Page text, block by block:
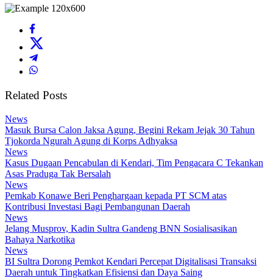
Related Posts
News
Masuk Bursa Calon Jaksa Agung, Begini Rekam Jejak 30 Tahun
Tjokorda Ngurah Agung di Korps Adhyaksa
News
Kasus Dugaan Pencabulan di Kendari, Tim Pengacara C Tekankan
Asas Praduga Tak Bersalah
News
Pemkab Konawe Beri Penghargaan kepada PT SCM atas
Kontribusi Investasi Bagi Pembangunan Daerah
News
Jelang Musprov, Kadin Sultra Gandeng BNN Sosialisasikan
Bahaya Narkotika
News
BI Sultra Dorong Pemkot Kendari Percepat Digitalisasi Transaksi
Daerah untuk Tingkatkan Efisiensi dan Daya Saing